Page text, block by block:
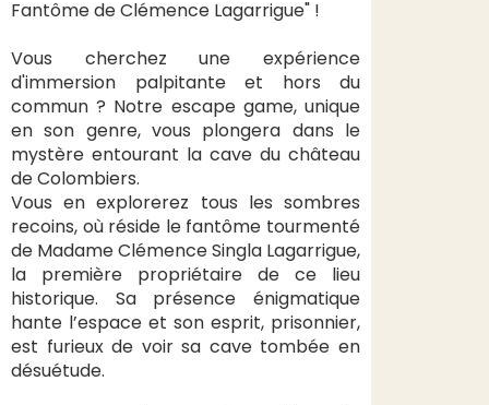
Fantôme de Clémence Lagarrigue" !
Vous cherchez une expérience
d'immersion palpitante et hors du
commun ? Notre escape game, unique
en son genre, vous plongera dans le
mystère entourant la cave du château
de Colombiers.
Vous en explorerez tous les sombres
recoins, où réside le fantôme tourmenté
de Madame Clémence Singla Lagarrigue,
la première propriétaire de ce lieu
historique. Sa présence énigmatique
hante l’espace et son esprit, prisonnier,
est furieux de voir sa cave tombée en
désuétude.